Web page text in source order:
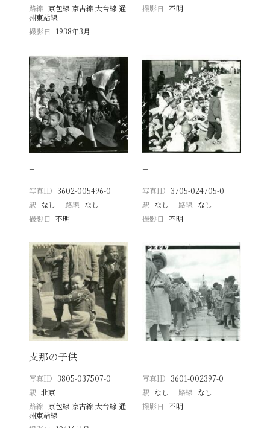
路線 京包線 京古線 大台線 通
州東站線
撮影日
1938年3月
撮影日 不明
−
写真ID 3602-005496-0
駅 なし 路線 なし
撮影日
不明
−
写真ID 3705-024705-0
駅 なし 路線 なし
撮影日 不明
支那の子供
写真ID 3805-037507-0
駅 北京
路線 京包線 京古線 大台線 通
州東站線
−
写真ID 3601-002397-0
駅 なし 路線 なし
撮影日 不明